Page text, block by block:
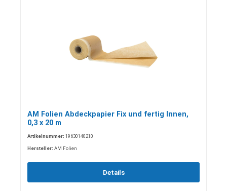
AM Folien Abdeckpapier Fix und fertig Innen,
0,3 x 20 m
Artikelnummer: 19630140210
Hersteller: AM Folien
Details